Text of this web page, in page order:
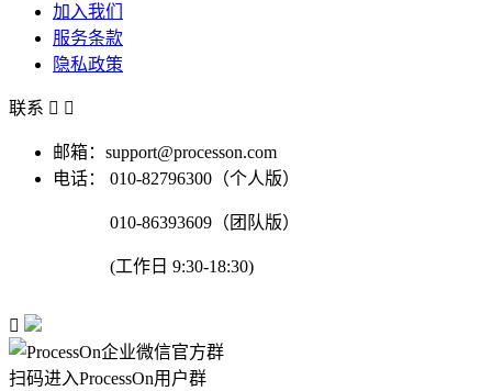
加入我们
服务条款
隐私政策
联系  
邮箱：support@processon.com
电话：
010-82796300（个人版）
010-86393609（团队版）
(工作日 9:30-18:30)

扫码进入ProcessOn用户群